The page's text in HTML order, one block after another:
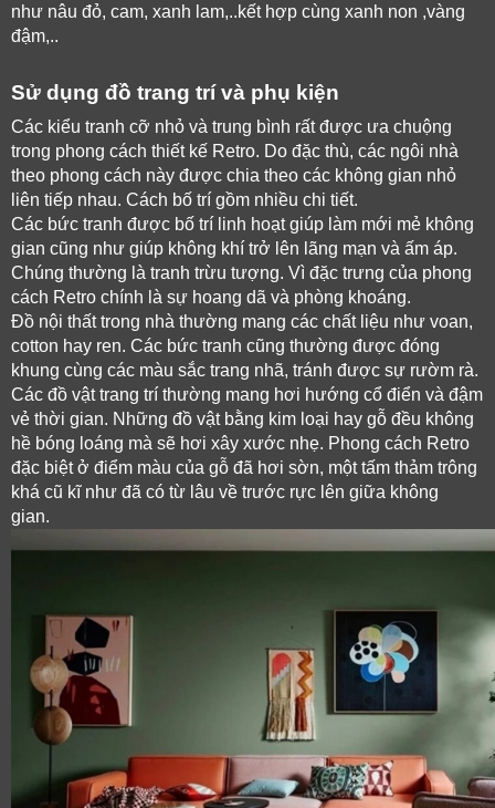
như nâu đỏ, cam, xanh lam,..kết hợp cùng xanh non ,vàng
đậm,..
Sử dụng đồ trang trí và phụ kiện
Các kiểu tranh cỡ nhỏ và trung bình rất được ưa chuộng
trong phong cách thiết kế Retro. Do đặc thù, các ngôi nhà
theo phong cách này được chia theo các không gian nhỏ
liên tiếp nhau. Cách bố trí gồm nhiều chi tiết.
Các bức tranh được bố trí linh hoạt giúp làm mới mẻ không
gian cũng như giúp không khí trở lên lãng mạn và ấm áp.
Chúng thường là tranh trừu tượng. Vì đặc trưng của phong
cách Retro chính là sự hoang dã và phòng khoáng.
Đồ nội thất trong nhà thường mang các chất liệu như voan,
cotton hay ren. Các bức tranh cũng thường được đóng
khung cùng các màu sắc trang nhã, tránh được sự rườm rà.
Các đồ vật trang trí thường mang hơi hướng cổ điển và đậm
vẻ thời gian. Những đồ vật bằng kim loại hay gỗ đều không
hề bóng loáng mà sẽ hơi xây xước nhẹ. Phong cách Retro
đặc biệt ở điểm màu của gỗ đã hơi sờn, một tấm thảm trông
khá cũ kĩ như đã có từ lâu về trước rực lên giữa không
gian.